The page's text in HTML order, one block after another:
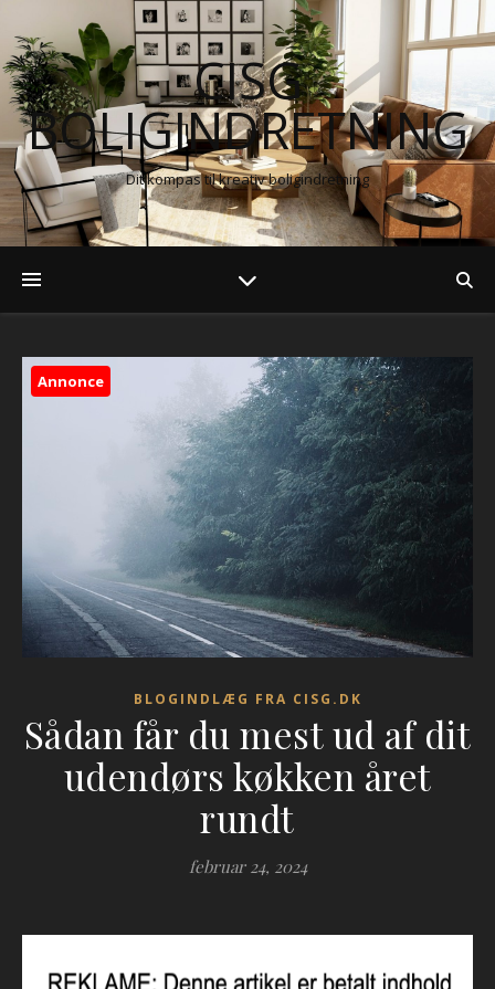
CISG
BOLIGINDRETNING
Dit kompas til kreativ boligindretning
Annonce
BLOGINDLÆG FRA CISG.DK
Sådan får du mest ud af dit
udendørs køkken året
rundt
februar 24, 2024